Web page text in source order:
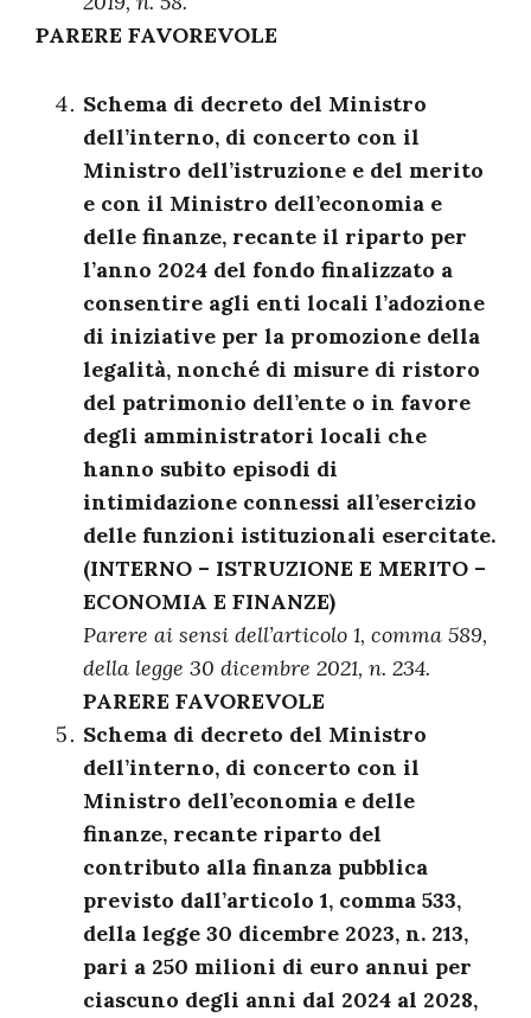
PARERE FAVOREVOLE
Schema di decreto del Ministro
dell’interno, di concerto con il
Ministro dell’istruzione e del merito
e con il Ministro dell’economia e
delle finanze, recante il riparto per
l’anno 2024 del fondo finalizzato a
consentire agli enti locali l’adozione
di iniziative per la promozione della
legalità, nonché di misure di ristoro
del patrimonio dell’ente o in favore
degli amministratori locali che
hanno subito episodi di
intimidazione connessi all’esercizio
delle funzioni istituzionali esercitate.
(INTERNO – ISTRUZIONE E MERITO –
ECONOMIA E FINANZE)
Parere ai sensi dell’articolo 1, comma 589,
della legge 30 dicembre 2021, n. 234.
PARERE FAVOREVOLE
Schema di decreto del Ministro
dell’interno, di concerto con il
Ministro dell’economia e delle
finanze, recante riparto del
contributo alla finanza pubblica
previsto dall’articolo 1, comma 533,
della legge 30 dicembre 2023, n. 213,
pari a 250 milioni di euro annui per
ciascuno degli anni dal 2024 al 2028,